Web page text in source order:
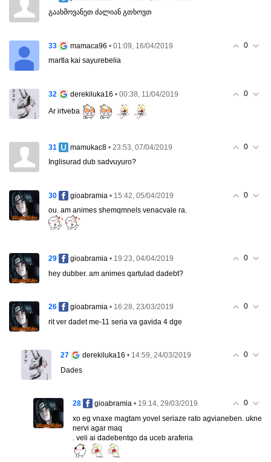
გაახმოვანეთ ძალიან გთხოვთ
0
33 mamaca96 • 01:09, 16/04/2019
martla kai sayurebelia
0
32 derekiluka16 • 00:38, 11/04/2019
Ar irtveba
0
31 mamukac8 • 23:53, 07/04/2019
Inglisurad dub sadvuyuro?
0
30 gioabramia • 15:42, 05/04/2019
ou. am animes shemqmnels venacvale ra.
0
29 gioabramia • 19:23, 04/04/2019
hey dubber. am animes qartulad dadebt?
0
26 gioabramia • 16:28, 23/03/2019
rit ver dadet me-11 seria va gavida 4 dge
0
27 derekiluka16 • 14:59, 24/03/2019
Dades
0
28 gioabramia • 19:14, 29/03/2019
xo eg vnaxe magtam yovel seriaze rato agvianeben. ukne
nervi agar maq
. veli ai dadebentqo da uceb araferia